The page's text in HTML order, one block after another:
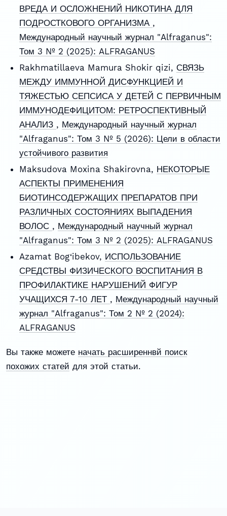
ВРЕДА И ОСЛОЖНЕНИЙ НИКОТИНА ДЛЯ
ПОДРОСТКОВОГО ОРГАНИЗМА ,
Международный научный журнал "Alfraganus":
Том 3 № 2 (2025): ALFRAGANUS
Rakhmatillaeva Mamura Shokir qizi, СВЯЗЬ
МЕЖДУ ИММУННОЙ ДИСФУНКЦИЕЙ И
ТЯЖЕСТЬЮ СЕПСИСА У ДЕТЕЙ С ПЕРВИЧНЫМ
ИММУНОДЕФИЦИТОМ: РЕТРОСПЕКТИВНЫЙ
АНАЛИЗ , Международный научный журнал
"Alfraganus": Том 3 № 5 (2026): Цели в области
устойчивого развития
Maksudova Moxina Shakirovna, НЕКОТОРЫЕ
АСПЕКТЫ ПРИМЕНЕНИЯ
БИОТИНСОДЕРЖАЩИХ ПРЕПАРАТОВ ПРИ
РАЗЛИЧНЫХ СОСТОЯНИЯХ ВЫПАДЕНИЯ
ВОЛОС , Международный научный журнал
"Alfraganus": Том 3 № 2 (2025): ALFRAGANUS
Azamat Bog‘ibekov, ИСПОЛЬЗОВАНИЕ
СРЕДСТВЫ ФИЗИЧЕСКОГО ВОСПИТАНИЯ В
ПРОФИЛАКТИКЕ НАРУШЕНИЙ ФИГУР
УЧАЩИХСЯ 7-10 ЛЕТ , Международный научный
журнал "Alfraganus": Том 2 № 2 (2024):
ALFRAGANUS
Вы также можете начать расширеннвй поиск
похожих статей для этой статьи.